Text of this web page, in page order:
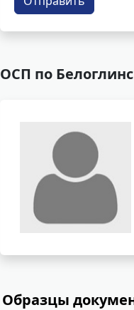
ОСП по
Образцы